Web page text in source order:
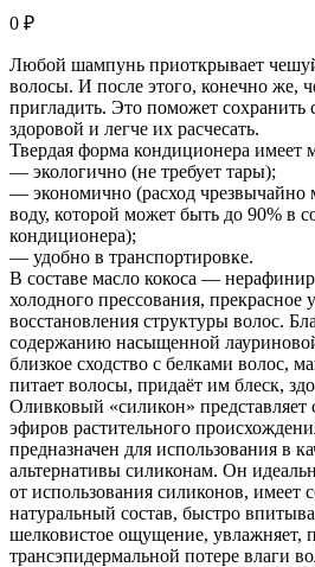
0 ₽
Любой шампунь приоткрывает
волосы. И после этого, конечно же,
пригладить. Это поможет сохранить
здоровой и легче их расчесать.
Твердая форма кондиционера имеет
— экологично (не требует тары);
— экономично (расход чрезвычайно
воду, которой может быть до 90% в
кондиционера);
— удобно в транспортировке.
В составе масло кокоса —
холодного прессования, прекрасное
восстановления структуры волос.
содержанию насыщенной
близкое сходство с белками волос,
питает волосы, придаёт им блеск,
Оливковый «силикон»
эфиров растительного
предназначен для использования в
альтернативы силиконам. Он
от использования силиконов, имеет
натуральный состав, быстро
шелковистое ощущение, увлажняет,
трансэпидермальной потере влаги